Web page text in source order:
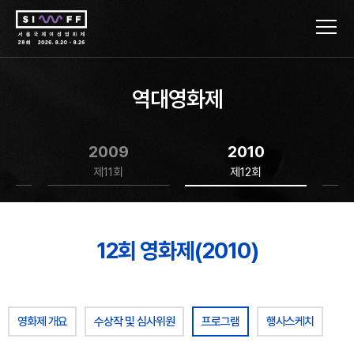
역대영화제
2009
제11회
2010
제12회
12회 영화제(2010)
영화제 개요 수상작 및 심사위원 프로그램 행사스케치